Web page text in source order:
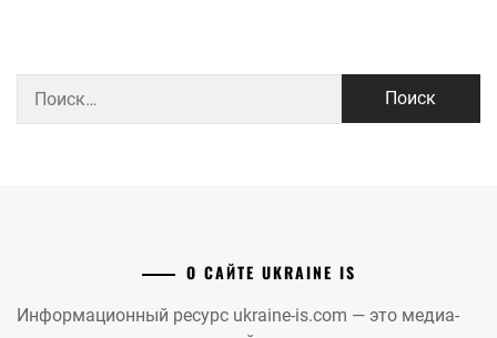
О САЙТЕ UKRAINE IS
Информационный ресурс ukraine-is.com — это медиа-